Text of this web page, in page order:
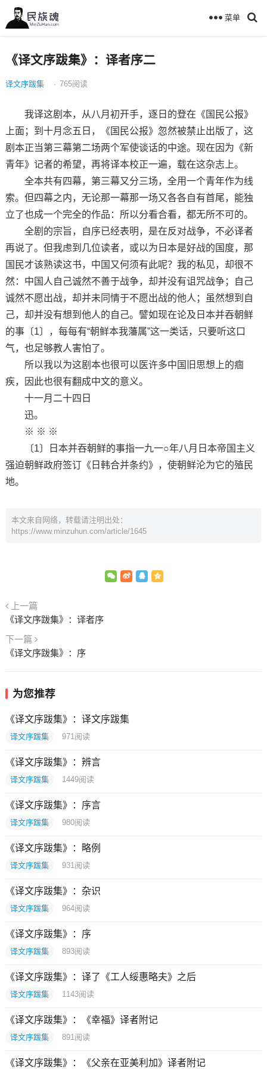
菜单
《译文序跋集》：译者序二
译文序跋集 · 765阅读
我译这剧本，从八月初开手，逐日的登在《国民公报》
上面；到十月念五日，《国民公报》忽然被禁止出版了，这
剧本正当第三幕第二场两个军使谈话的中途。现在因为《新
青年》记者的希望，再将译本校正一遍，载在这杂志上。
全本共有四幕，第三幕又分三场，全用一个青年作为线
索。但四幕之内，无论那一幕那一场又各各自有首尾，能独
立了也成一个完全的作品：所以分看合看，都无所不可的。
全剧的宗旨，自序已经表明，是在反对战争，不必译者
再说了。但我虑到几位读者，或以为日本是好战的国度，那
国民才该熟读这书，中国又何须有此呢？我的私见，却很不
然：中国人自己诚然不善于战争，却并没有诅咒战争；自己
诚然不愿出战，却并未同情于不愿出战的他人；虽然想到自
己，却并没有想到他人的自己。譬如现在论及日本并吞朝鲜
的事〔1〕，每每有“朝鲜本我藩属”这一类话，只要听这口
气，也足够教人害怕了。
所以我以为这剧本也很可以医许多中国旧思想上的痼
疾，因此也很有翻成中文的意义。
十一月二十四日
迅。
※ ※ ※
〔1〕日本并吞朝鲜的事指一九一○年八月日本帝国主义
强迫朝鲜政府签订《日韩合并条约》，使朝鲜沦为它的殖民
地。
本文来自网络，转载请注明出处：
https://www.minzuhun.com/article/1645
上一篇
《译文序跋集》：译者序
下一篇
《译文序跋集》：序
为您推荐
《译文序跋集》：译文序跋集
译文序跋集 971 阅读
《译文序跋集》：辨言
译文序跋集 1449阅读
《译文序跋集》：序言
译文序跋集 980阅读
《译文序跋集》：略例
译文序跋集 931 阅读
《译文序跋集》：杂识
译文序跋集 964阅读
《译文序跋集》：序
译文序跋集 893阅读
《译文序跋集》：译了《工人绥惠略夫》之后
译文序跋集 1143阅读
《译文序跋集》：《幸福》译者附记
译文序跋集 891 阅读
《译文序跋集》：《父亲在亚美利加》译者附记